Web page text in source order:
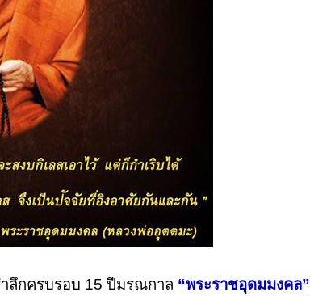
กครบรอบ 15 ปีมรณกาล “พระราชอุดมมงคล”